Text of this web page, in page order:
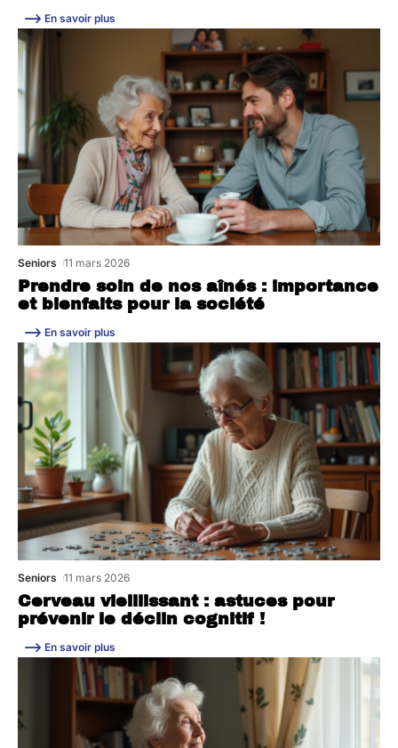
En savoir plus
Prendre soin de nos aînés : importance
et bienfaits pour la société
Seniors 11 mars 2026
En savoir plus
Cerveau vieillissant : astuces pour
prévenir le déclin cognitif !
Seniors 11 mars 2026
En savoir plus